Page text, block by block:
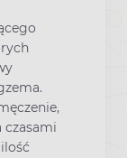
czasami